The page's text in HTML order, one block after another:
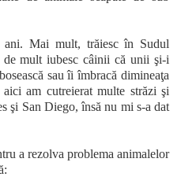
Mai mult, trăiesc în Sudul
mult iubesc câinii că unii şi-i
sau îi îmbracă dimineaţa
am cutreierat multe străzi şi
şi San Diego, însă nu mi s-a dat
a rezolva problema animalelor